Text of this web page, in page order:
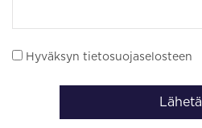
Hyväksyn tietosuojaselosteen
Lähetä